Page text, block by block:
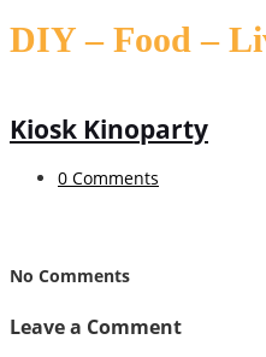
DIY – Food –
Kiosk Kinoparty
0 Comments
No Comments
Leave a Comment